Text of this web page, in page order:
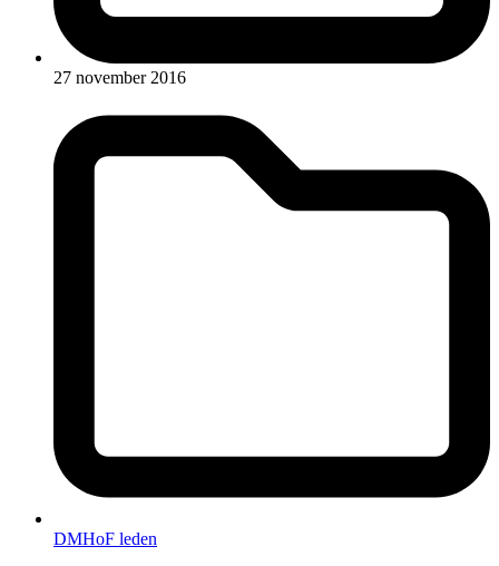
27 november 2016
DMHoF leden